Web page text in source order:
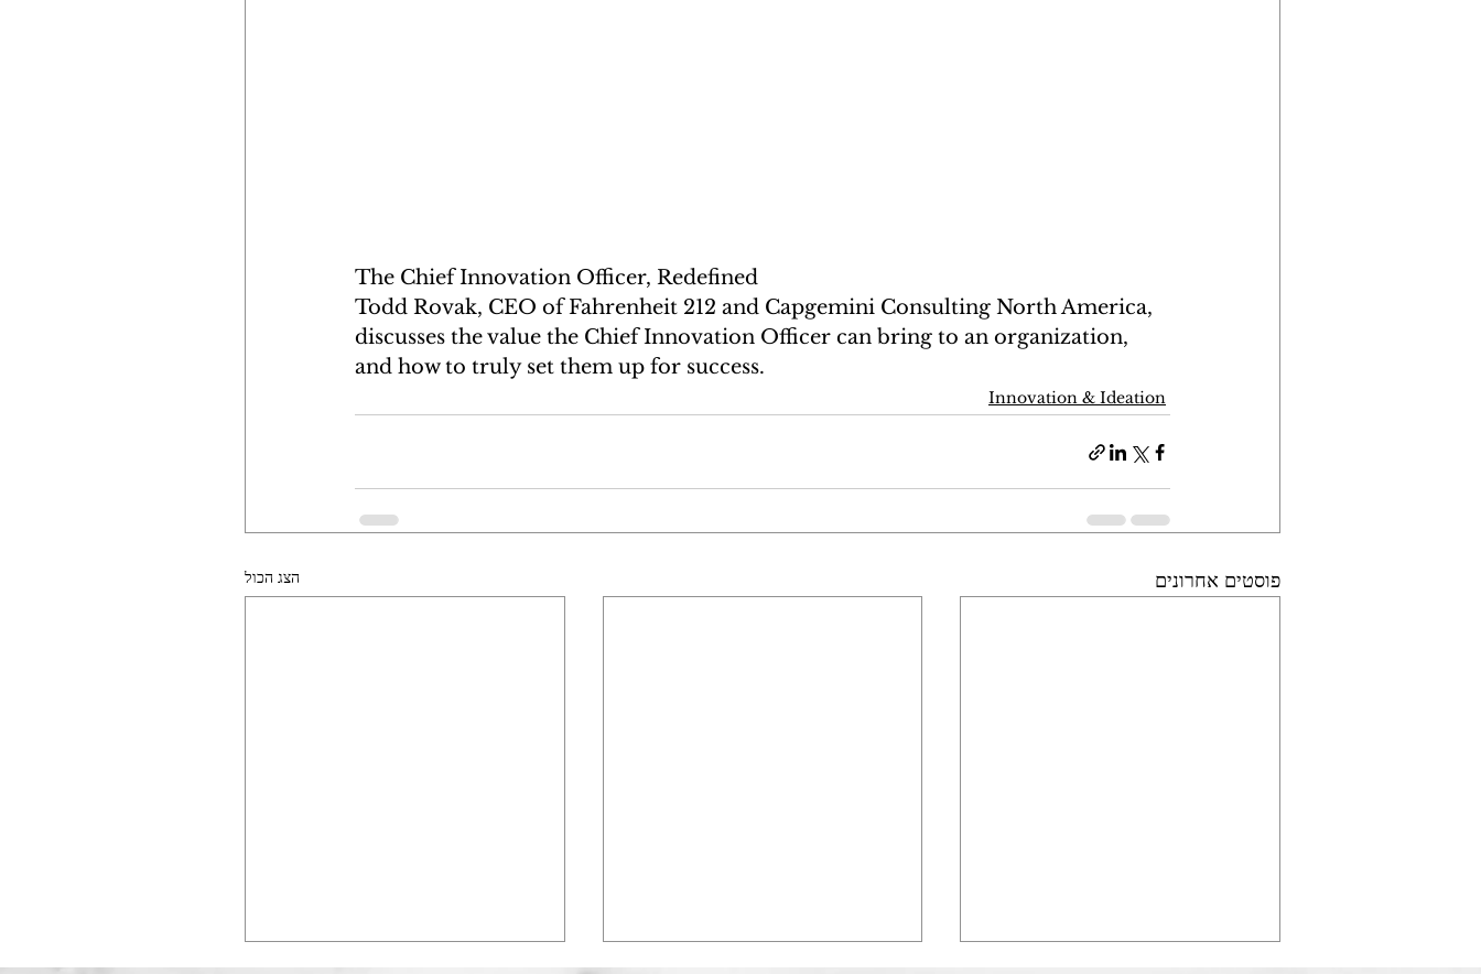
The Chief Innovation Officer, Redefined
Todd Rovak, CEO of Fahrenheit 212 and Capgemini Consulting North America,
discusses the value the Chief Innovation Officer can bring to an organization,
and how to truly set them up for success.
Innovation & Ideation
פוסטים אחרונים הצג הכול